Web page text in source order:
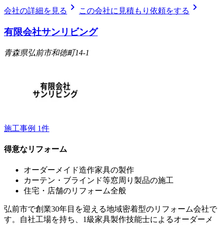
会社の詳細を見る chevron_right この会社に見積もり依頼をする chevron_right
有限会社サンリビング
青森県弘前市和徳町14-1
施工事例 1件
得意なリフォーム
オーダーメイド造作家具の製作
カーテン・ブラインド等窓周り製品の施工
住宅・店舗のリフォーム全般
弘前市で創業30年目を迎える地域密着型のリフォーム会社で
す。自社工場を持ち、1級家具製作技能士によるオーダーメ